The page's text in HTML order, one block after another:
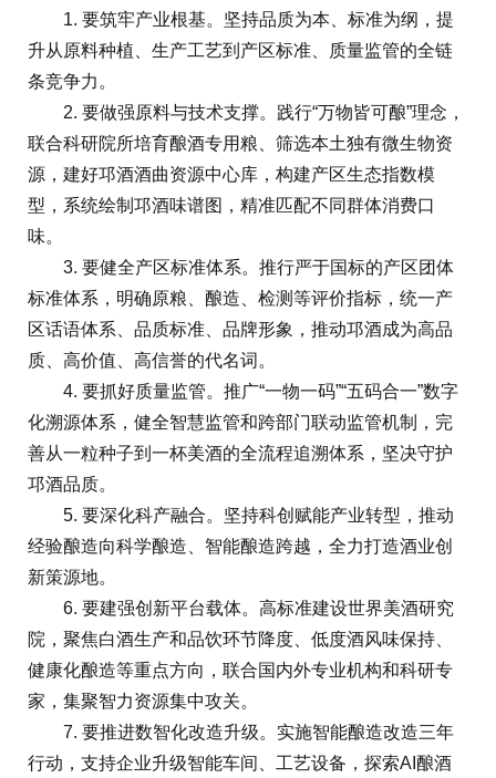
1. 要筑牢产业根基。坚持品质为本、标准为纲，提
升从原料种植、生产工艺到产区标准、质量监管的全链
条竞争力。
2. 要做强原料与技术支撑。践行“万物皆可酿”理念，
联合科研院所培育酿酒专用粮、筛选本土独有微生物资
源，建好邛酒酒曲资源中心库，构建产区生态指数模
型，系统绘制邛酒味谱图，精准匹配不同群体消费口
味。
3. 要健全产区标准体系。推行严于国标的产区团体
标准体系，明确原粮、酿造、检测等评价指标，统一产
区话语体系、品质标准、品牌形象，推动邛酒成为高品
质、高价值、高信誉的代名词。
4. 要抓好质量监管。推广“一物一码”“五码合一”数字
化溯源体系，健全智慧监管和跨部门联动监管机制，完
善从一粒种子到一杯美酒的全流程追溯体系，坚决守护
邛酒品质。
5. 要深化科产融合。坚持科创赋能产业转型，推动
经验酿造向科学酿造、智能酿造跨越，全力打造酒业创
新策源地。
6. 要建强创新平台载体。高标准建设世界美酒研究
院，聚焦白酒生产和品饮环节降度、低度酒风味保持、
健康化酿造等重点方向，联合国内外专业机构和科研专
家，集聚智力资源集中攻关。
7. 要推进数智化改造升级。实施智能酿造改造三年
行动，支持企业升级智能车间、工艺设备，探索AI酿酒